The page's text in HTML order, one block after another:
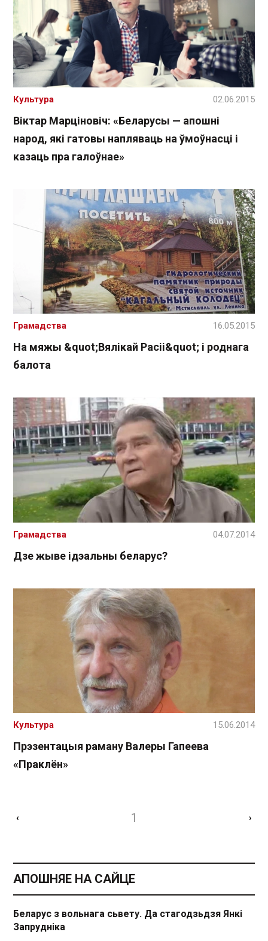
Віктар Марціновіч: «Беларусы — апошні
народ, які гатовы напляваць на ўмоўнасці і
казаць пра галоўнае»
Культура 02.06.2015
На мяжы &quot;Вялікай Расіі&quot; і роднага
балота
Грамадства 16.05.2015
Дзе жыве ідэальны беларус?
Грамадства 04.07.2014
Прэзентацыя раману Валеры Гапеева
«Праклён»
Культура 15.06.2014
‹ 1 ›
АПОШНЯЕ НА САЙЦЕ
Беларус з вольнага сьвету. Да стагодзьдзя Янкі
Запрудніка